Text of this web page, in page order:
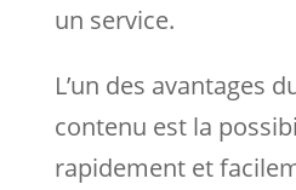
un service.
L’un des avantages
contenu est la
rapidement et